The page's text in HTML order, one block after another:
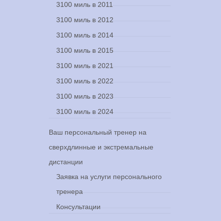
3100 миль в 2011
3100 миль в 2012
3100 миль в 2014
3100 миль в 2015
3100 миль в 2021
3100 миль в 2022
3100 миль в 2023
3100 миль в 2024
Ваш персональный тренер на
сверхдлинные и экстремальные
дистанции
Заявка на услуги персонального
тренера
Консультации